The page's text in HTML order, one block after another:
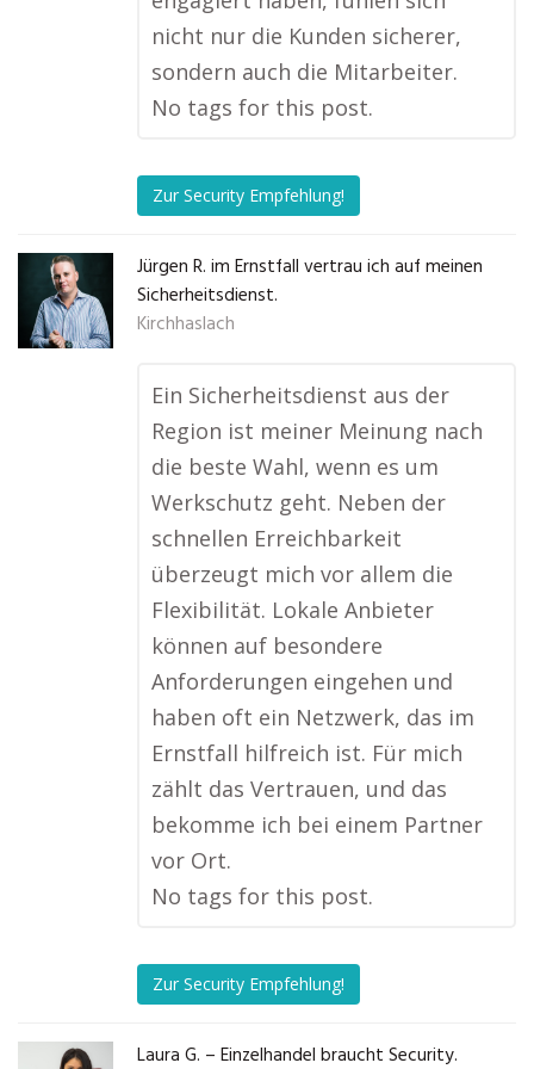
nicht nur die Kunden sicherer,
sondern auch die Mitarbeiter.
No tags for this post.
Zur Security Empfehlung!
Jürgen R. im Ernstfall vertrau ich auf meinen
Sicherheitsdienst.
Kirchhaslach
Ein Sicherheitsdienst aus der
Region ist meiner Meinung nach
die beste Wahl, wenn es um
Werkschutz geht. Neben der
schnellen Erreichbarkeit
überzeugt mich vor allem die
Flexibilität. Lokale Anbieter
können auf besondere
Anforderungen eingehen und
haben oft ein Netzwerk, das im
Ernstfall hilfreich ist. Für mich
zählt das Vertrauen, und das
bekomme ich bei einem Partner
vor Ort.
No tags for this post.
Zur Security Empfehlung!
Laura G. – Einzelhandel braucht Security.